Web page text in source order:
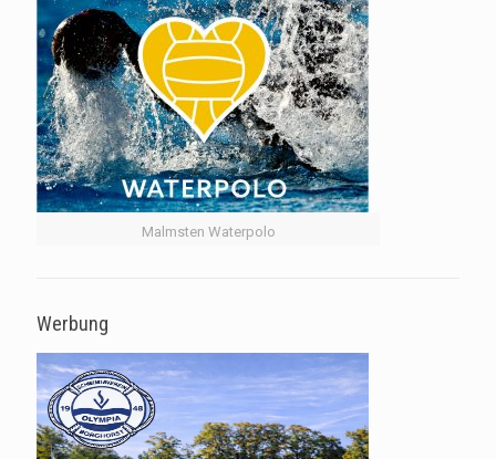
Malmsten Waterpolo
Werbung